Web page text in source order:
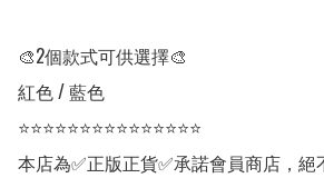
🎨2個款式可供選擇🎨
紅色 / 藍色
⭐⭐⭐⭐⭐⭐⭐⭐⭐⭐⭐⭐⭐⭐⭐
本店為✅正版正貨✅承諾會員商店，